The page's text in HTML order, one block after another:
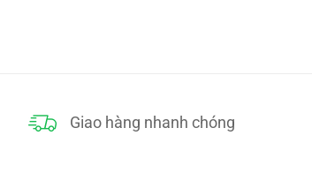
Giao hàng nhanh chóng